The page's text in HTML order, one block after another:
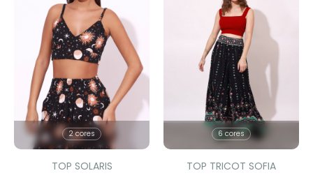
2 cores
TOP SOLARIS
6 cores
TOP TRICOT SOFIA